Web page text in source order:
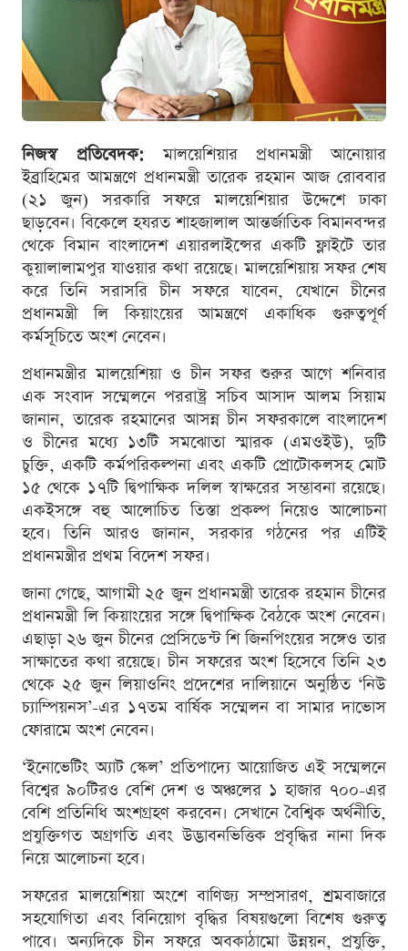
নিজস্ব প্রতিবেদক:মালয়েশিয়ার প্রধানমন্ত্রী আনোয়ার
ইব্রাহিমের আমন্ত্রণে প্রধানমন্ত্রী তারেক রহমান আজ রোববার
(২১ জুন) সরকারি সফরে মালয়েশিয়ার উদ্দেশে ঢাকা
ছাড়বেন। বিকেলে হযরত শাহজালাল আন্তর্জাতিক বিমানবন্দর
থেকে বিমান বাংলাদেশ এয়ারলাইন্সের একটি ফ্লাইটে তার
কুয়ালালামপুর যাওয়ার কথা রয়েছে। মালয়েশিয়ায় সফর শেষ
করে তিনি সরাসরি চীন সফরে যাবেন, যেখানে চীনের
প্রধানমন্ত্রী লি কিয়াংয়ের আমন্ত্রণে একাধিক গুরুত্বপূর্ণ
কর্মসূচিতে অংশ নেবেন।
প্রধানমন্ত্রীর মালয়েশিয়া ও চীন সফর শুরুর আগে শনিবার
এক সংবাদ সম্মেলনে পররাষ্ট্র সচিব আসাদ আলম সিয়াম
জানান, তারেক রহমানের আসন্ন চীন সফরকালে বাংলাদেশ
ও চীনের মধ্যে ১৩টি সমঝোতা স্মারক (এমওইউ), দুটি
চুক্তি, একটি কর্মপরিকল্পনা এবং একটি প্রোটোকলসহ মোট
১৫ থেকে ১৭টি দ্বিপাক্ষিক দলিল স্বাক্ষরের সম্ভাবনা রয়েছে।
একইসঙ্গে বহু আলোচিত তিস্তা প্রকল্প নিয়েও আলোচনা
হবে। তিনি আরও জানান, সরকার গঠনের পর এটিই
প্রধানমন্ত্রীর প্রথম বিদেশ সফর।
জানা গেছে, আগামী ২৫ জুন প্রধানমন্ত্রী তারেক রহমান চীনের
প্রধানমন্ত্রী লি কিয়াংয়ের সঙ্গে দ্বিপাক্ষিক বৈঠকে অংশ নেবেন।
এছাড়া ২৬ জুন চীনের প্রেসিডেন্ট শি জিনপিংয়ের সঙ্গেও তার
সাক্ষাতের কথা রয়েছে। চীন সফরের অংশ হিসেবে তিনি ২৩
থেকে ২৫ জুন লিয়াওনিং প্রদেশের দালিয়ানে অনুষ্ঠিত ‘নিউ
চ্যাম্পিয়নস’-এর ১৭তম বার্ষিক সম্মেলন বা সামার দাভোস
ফোরামে অংশ নেবেন।
‘ইনোভেটিং অ্যাট স্কেল’ প্রতিপাদ্যে আয়োজিত এই সম্মেলনে
বিশ্বের ৯০টিরও বেশি দেশ ও অঞ্চলের ১ হাজার ৭০০-এর
বেশি প্রতিনিধি অংশগ্রহণ করবেন। সেখানে বৈশ্বিক অর্থনীতি,
প্রযুক্তিগত অগ্রগতি এবং উদ্ভাবনভিত্তিক প্রবৃদ্ধির নানা দিক
নিয়ে আলোচনা হবে।
সফরের মালয়েশিয়া অংশে বাণিজ্য সম্প্রসারণ, শ্রমবাজারে
সহযোগিতা এবং বিনিয়োগ বৃদ্ধির বিষয়গুলো বিশেষ গুরুত্ব
পাবে। অন্যদিকে চীন সফরে অবকাঠামো উন্নয়ন, প্রযুক্তি,